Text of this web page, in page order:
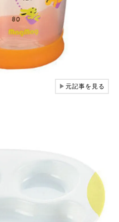
▶元記事を見る